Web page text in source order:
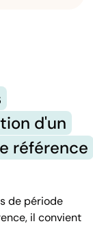
d'un
référence
de période
il convient